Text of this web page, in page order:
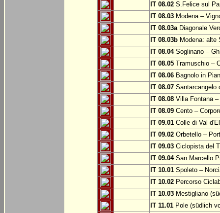
IT 08.02 S.Felice sul
IT 08.03 Modena –
IT 08.03aDiagonale
IT 08.03b Modena: alte
IT 08.04Soglinano –
IT 08.05 Tramuschio –
IT 08.06 Bagnolo in
IT 08.07 Santarcangelo
IT 08.08 Villa Fontana
IT 08.09 Cento –
IT 09.01 Colle di Val
IT 09.02 Orbetello –
IT 09.03 Ciclopista del
IT 09.04San Marcello
IT 10.01 Spoleto –
IT 10.02 Percorso
IT 10.03 Mestigliano
IT 11.01 Pole (südlich